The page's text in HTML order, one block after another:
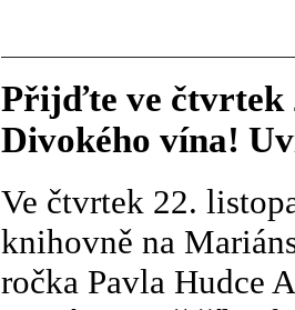
Přijďte ve čtvrtek
Divokého vína!
Ve čtvrtek 22.
knihovně na
ročka Pavla Hudce